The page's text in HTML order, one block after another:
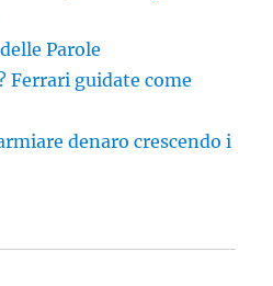
Parole
Ferrari guidate come
denaro crescendo i